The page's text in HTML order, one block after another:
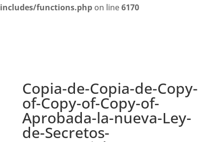
includes/functions.php on line6170
Copia-de-Copia-de-Copy-
of-Copy-of-Copy-of-
Aprobada-la-nueva-Ley-
de-Secretos-